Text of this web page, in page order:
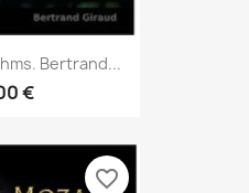
Bertrand...
€
favorite_border